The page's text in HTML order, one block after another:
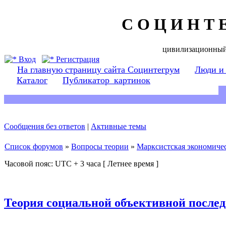
С О Ц И Н Т
Вход
Регистрация
На главную страницу сайта Социнтегрум
Люди и
Каталог
Публикатор_картинок
Сообщения без ответов | Активные темы
Список форумов » Вопросы теории » Марксистская
Часовой пояс: UTC + 3 часа [ Летнее время ]
Теория социальной объективной